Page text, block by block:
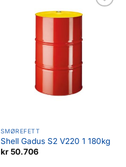
SMØREFETT
Shell Gadus S2 V220 1 180kg
kr50.706